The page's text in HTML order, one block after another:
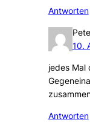
Antworten
10.
jedes Mal
Antworten